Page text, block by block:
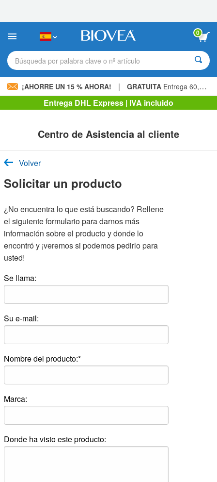
sitio
incluye
sistema
de
0
Búsqueda por palabra clave o nº artículo
¡AHORRE UN 15 % AHORA! | GRATUITA Entrega 60,00 € »
Entrega DHL Express | IVA incluido
Centro de Asistencia al cliente
Volver
Solicitar un producto
¿No encuentra lo que está buscando? Rellene
el siguiente formulario para darnos más
información sobre el producto y donde lo
encontró y ¡veremos si podemos pedirlo para
usted!
Se llama:
Su e-mail:
Nombre del producto:*
Marca:
Donde ha visto este producto: